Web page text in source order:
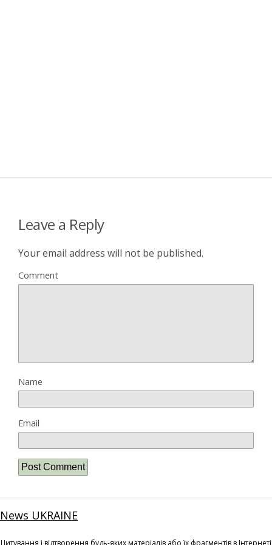
Leave a Reply
Your email address will not be published.
Comment
Name
Email
News UKRAINE
Цитування і відтворення будь-яких матеріалів або їх фрагментів в Інтернеті